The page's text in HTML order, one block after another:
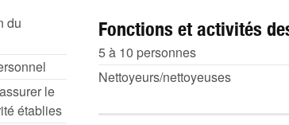
du
le
établies
Fonctions et activités
5 à 10 personnes
Nettoyeurs/nettoyeuses